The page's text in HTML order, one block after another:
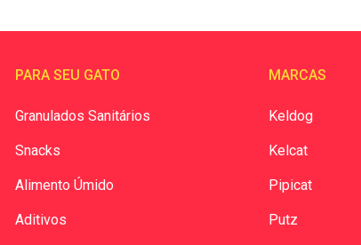
PARA SEU GATO
Granulados Sanitários
Snacks
Alimento Úmido
Aditivos
MARCAS
Keldog
Kelcat
Pipicat
Putz